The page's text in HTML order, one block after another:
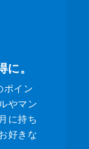
。
ポイン
やマン
に持ち
好きな